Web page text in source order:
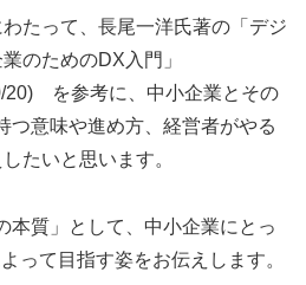
たって、長尾一洋氏著の「デジ
のためのDX入門」
20) を参考に、中小企業とその
つ意味や進め方、経営者がやる
たいと思います。
本質」として、中小企業にとっ
って目指す姿をお伝えします。